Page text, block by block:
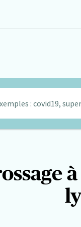
: covid19,